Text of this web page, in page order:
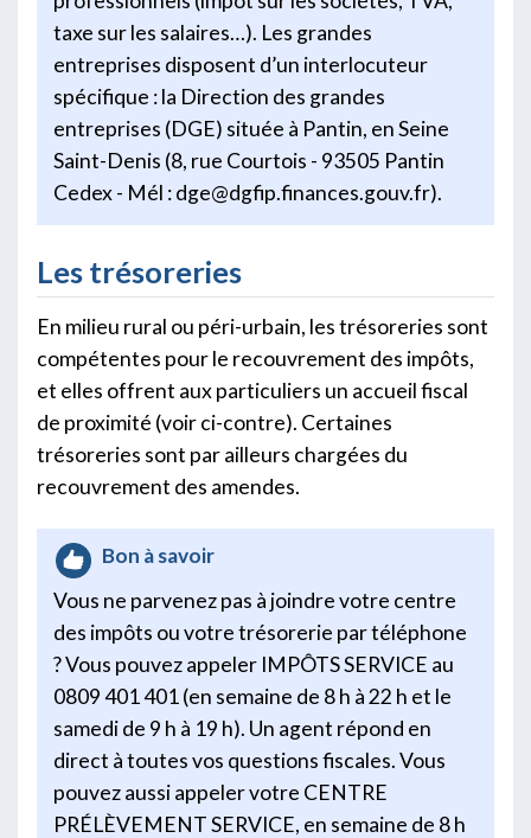
taxe sur les salaires…). Les grandes
entreprises disposent d’un interlocuteur
spécifique : la Direction des grandes
entreprises (DGE) située à Pantin, en Seine
Saint-Denis (8, rue Courtois - 93505 Pantin
Cedex - Mél : dge@dgfip.finances.gouv.fr).
Les trésoreries
En milieu rural ou péri-urbain, les trésoreries sont
compétentes pour le recouvrement des impôts,
et elles offrent aux particuliers un accueil fiscal
de proximité (voir ci-contre). Certaines
trésoreries sont par ailleurs chargées du
recouvrement des amendes.
Bon à savoir
Vous ne parvenez pas à joindre votre centre
des impôts ou votre trésorerie par téléphone
? Vous pouvez appeler IMPÔTS SERVICE au
0809 401 401 (en semaine de 8 h à 22 h et le
samedi de 9 h à 19 h). Un agent répond en
direct à toutes vos questions fiscales. Vous
pouvez aussi appeler votre CENTRE
PRÉLÈVEMENT SERVICE, en semaine de 8 h